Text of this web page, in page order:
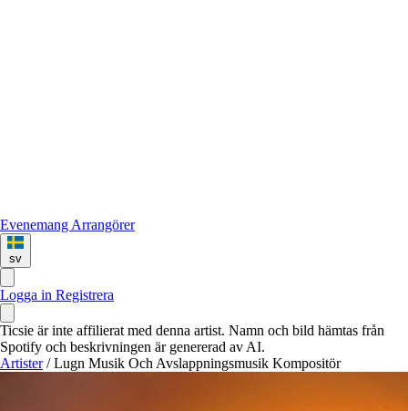
Evenemang Arrangörer
sv
Logga in Registrera
Ticsie är inte affilierat med denna artist. Namn och bild hämtas från
Spotify och beskrivningen är genererad av AI.
Artister / Lugn Musik Och Avslappningsmusik Kompositör